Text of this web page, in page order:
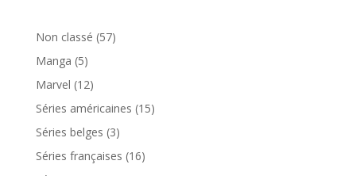
Non classé 5757
Manga 55
produits
Marvel 1212
produits
Séries américaines 1515
Séries belges 33
produits
Séries françaises 1616